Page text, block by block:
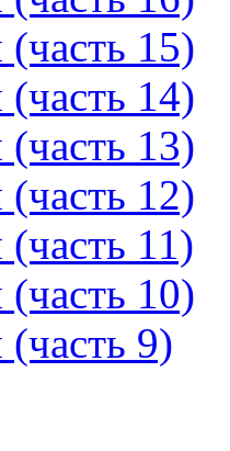
15)
14)
13)
12)
11)
10)
9)